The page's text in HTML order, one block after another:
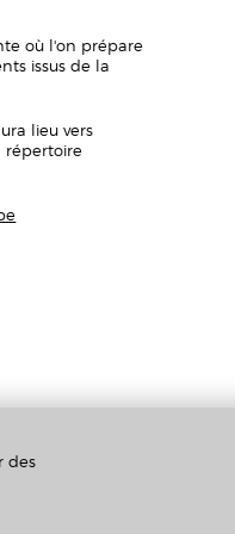
où l'on prépare
issus de la
lieu vers
répertoire
des